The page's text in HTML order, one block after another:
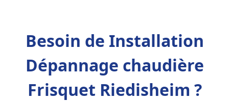
Besoin de Installation
Dépannage chaudière
Frisquet Riedisheim ?